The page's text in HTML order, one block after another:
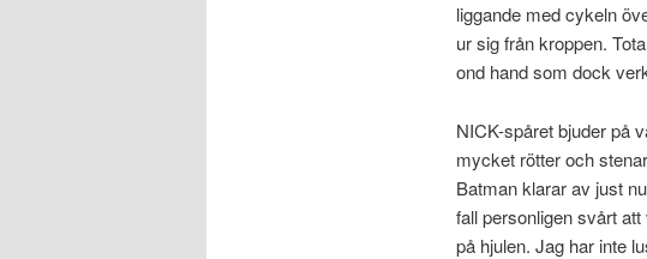
liggande med cykeln
ur sig från kroppen.
ond hand som dock
NICK-spåret bjuder på
mycket rötter och
Batman klarar av just
fall personligen svårt
på hjulen. Jag har inte